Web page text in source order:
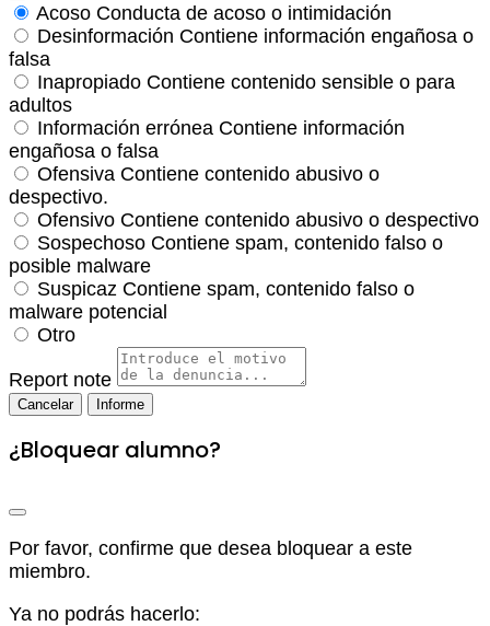
Acoso Conducta de acoso o intimidación
Desinformación Contiene información engañosa o
falsa
Inapropiado Contiene contenido sensible o para
adultos
Información errónea Contiene información
engañosa o falsa
Ofensiva Contiene contenido abusivo o
despectivo.
Ofensivo Contiene contenido abusivo o despectivo
Sospechoso Contiene spam, contenido falso o
posible malware
Suspicaz Contiene spam, contenido falso o
malware potencial
Otro
Report note
Informe
¿Bloquear alumno?
Por favor, confirme que desea bloquear a este
miembro.
Ya no podrás hacerlo: